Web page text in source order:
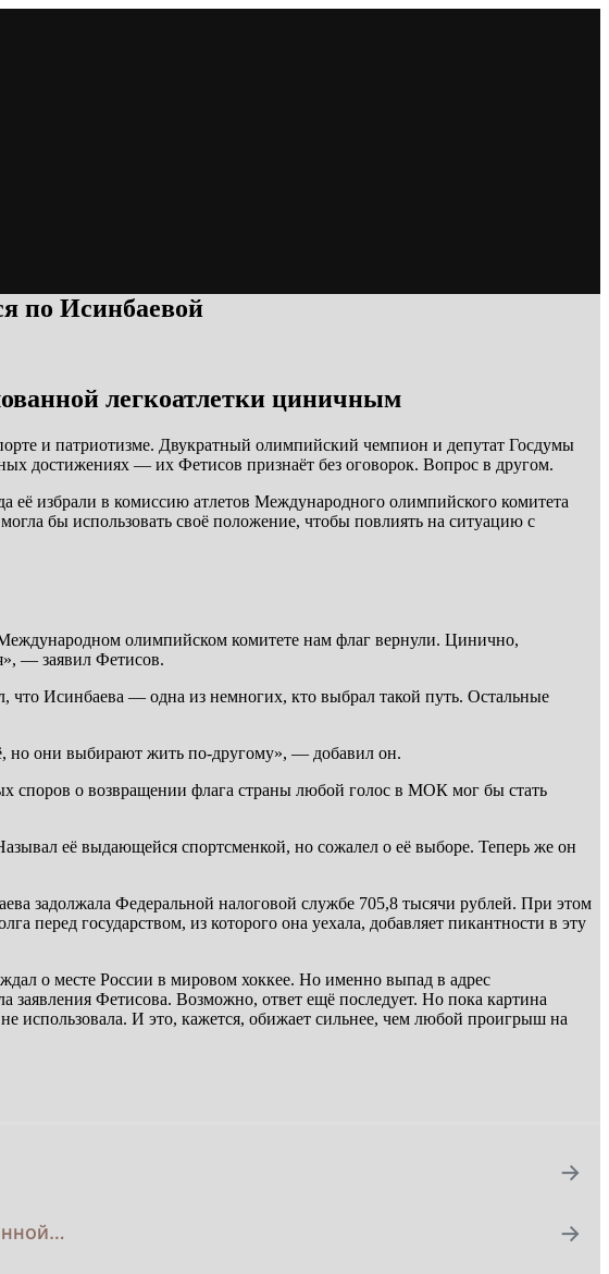
по Исинбаевой
легкоатлетки циничным
и патриотизме. Двукратный олимпийский чемпион и депутат Госдумы
достижениях — их Фетисов признаёт без оговорок. Вопрос в другом.
её избрали в комиссию атлетов Международного олимпийского комитета
бы использовать своё положение, чтобы повлиять на ситуацию с
Международном олимпийском комитете нам флаг вернули. Цинично,
— заявил Фетисов.
что Исинбаева — одна из немногих, кто выбрал такой путь. Остальные
но они выбирают жить по-другому», — добавил он.
споров о возвращении флага страны любой голос в МОК мог бы стать
её выдающейся спортсменкой, но сожалел о её выборе. Теперь же он
задолжала Федеральной налоговой службе 705,8 тысячи рублей. При этом
перед государством, из которого она уехала, добавляет пикантности в эту
о месте России в мировом хоккее. Но именно выпад в адрес
Фетисова. Возможно, ответ ещё последует. Но пока картина
использовала. И это, кажется, обижает сильнее, чем любой проигрыш на
→
→